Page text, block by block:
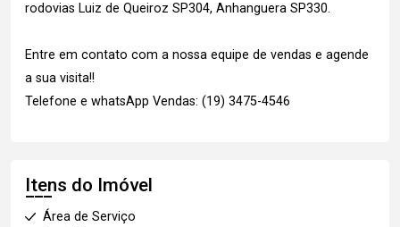
rodovias Luiz de Queiroz SP304, Anhanguera SP330.
Entre em contato com a nossa equipe de vendas e agende
a sua visita!!
Telefone e whatsApp Vendas: (19) 3475-4546
Itens do Imóvel
Área de Serviço